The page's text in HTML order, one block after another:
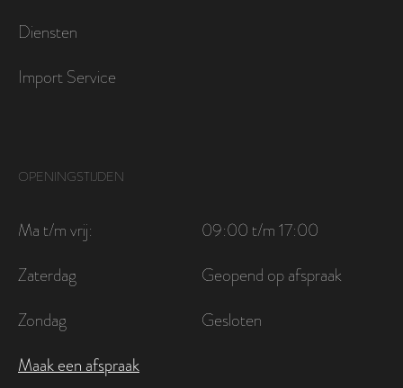
Diensten
Import Service
OPENINGSTIJDEN
Ma t/m vrij:
09:00 t/m 17:00
Zaterdag
Geopend op afspraak
Zondag
Gesloten
Maak een afspraak